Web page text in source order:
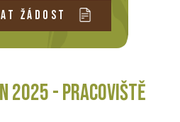
ŽÁDOST
2025 - PRACOVIŠTĚ